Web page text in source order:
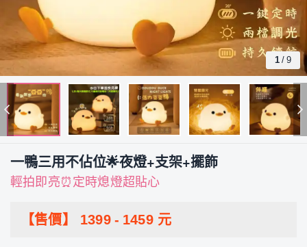
1 / 9
一鴨三用不佔位🌟夜燈+支架+擺飾
輕拍即亮⏰定時熄燈超貼心
【售價】 1399 - 1459元